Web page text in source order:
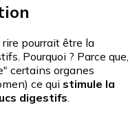
pourrait être la
Pourquoi ? Parce que,
certains organes
ce qui stimule la
digestifs